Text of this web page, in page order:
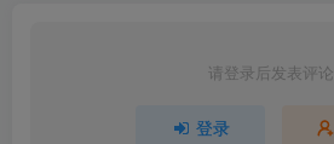
请登录后发表评论
登录